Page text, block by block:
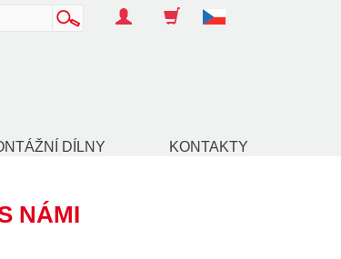
DÍLNY KONTAKTY
NÁMI